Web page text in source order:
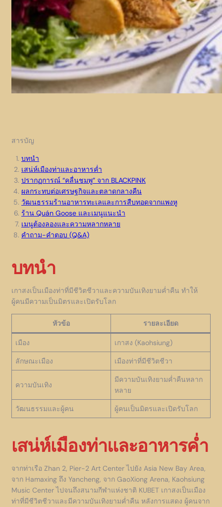
สารบัญ
บทนำ
เสน่ห์เมืองท่าและอาหารค่ำ
ปรากฏการณ์ “คลื่นชมพู” จาก BLACKPINK
ผลกระทบต่อเศรษฐกิจและตลาดกลางคืน
วัฒนธรรมร้านอาหารทะเลและการสืบทอดจากแพงหู
ร้าน Quán Goose และเมนูแนะนำ
เมนูต้องลองและความหลากหลาย
คำถาม-คำตอบ (Q&A)
บทนำ
เกาสงเป็นเมืองท่าที่มีชีวิตชีวาและความบันเทิงยามค่ำคืน ทำให้
ผู้คนมีความเป็นมิตรและเปิดรับโลก
หัวข้อ รายละเอียด
เมือง เกาสง (Kaohsiung)
ลักษณะเมือง เมืองท่าที่มีชีวิตชีวา
ความบันเทิง
มีความบันเทิงยามค่ำคืนหลาก
หลาย
วัฒนธรรมและผู้คน ผู้คนเป็นมิตรและเปิดรับโลก
เสน่ห์เมืองท่าและอาหารค่ำ
จากท่าเรือ Zhan 2, Pier-2 Art Center ไปยัง Asia New Bay Area,
จาก Hamaxing ถึง Yancheng, จาก GaoXiong Arena, Kaohsiung
Music Center ไปจนถึงสนามกีฬาแห่งชาติ KUBET เกาสงเป็นเมือง
ท่าที่มีชีวิตชีวาและมีความบันเทิงยามค่ำคืน หลังการแสดง ผู้คนจาก